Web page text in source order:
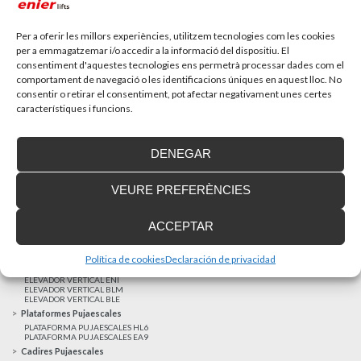
Per a oferir les millors experiències, utilitzem tecnologies com les cookies
per a emmagatzemar i/o accedir a la informació del dispositiu. El
consentiment d'aquestes tecnologies ens permetrà processar dades com el
comportament de navegació o les identificacions úniques en aquest lloc. No
consentir o retirar el consentiment, pot afectar negativament unes certes
característiques i funcions.
ACCEPTAR
DENEGAR
VEURE PREFERÈNCIES
Política de cookiesDeclaración de privacidad
MÉS NOTÍCIES
ELEVADOR UNIFAMILIAR EHP 05
Elevadors Verticals
ELEVADOR VERTICAL ENI
ELEVADOR VERTICAL BLM
ELEVADOR VERTICAL BLE
Plataformes Pujaescales
PLATAFORMA PUJAESCALES HL6
PLATAFORMA PUJAESCALES EA9
Cadires Pujaescales